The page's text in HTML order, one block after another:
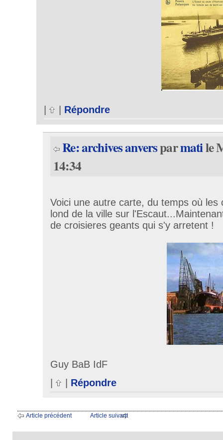
| Répondre
Re: archives anversparmatile
14:34
Voici une autre carte, du temps où les
lond de la ville sur
de croisieres geants qui s'y arretent !
Guy BaB IdF
|
Répondre
Article précédent Article suivant